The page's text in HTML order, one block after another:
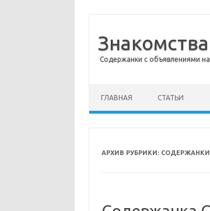
Знакомства
Содержанки с объявлениями
ГЛАВНАЯ СТАТЬИ
АРХИВ РУБРИКИ: